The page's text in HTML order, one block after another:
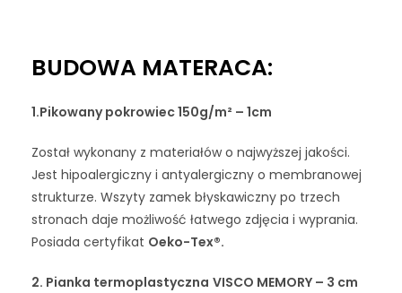
BUDOWA MATERACA:
1.Pikowany pokrowiec 150g/m² – 1cm
Został wykonany z materiałów o najwyższej jakości.
Jest hipoalergiczny i antyalergiczny o membranowej
strukturze. Wszyty zamek błyskawiczny po trzech
stronach daje możliwość łatwego zdjęcia i wyprania.
Posiada certyfikat Oeko-Tex®.
2. Pianka termoplastyczna VISCO MEMORY – 3 cm